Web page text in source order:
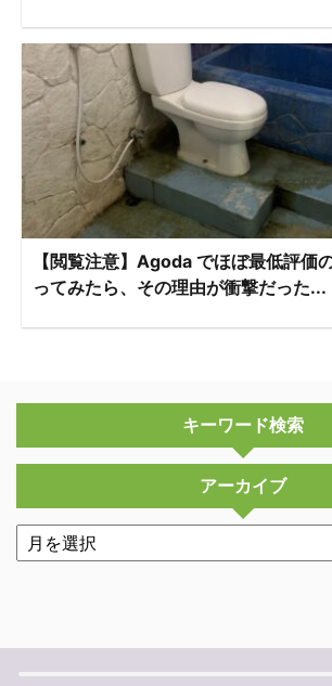
【閲覧注意】Agoda でほぼ最低評価
ってみたら、その理由が衝撃だった...
キーワード検索
アーカイブ